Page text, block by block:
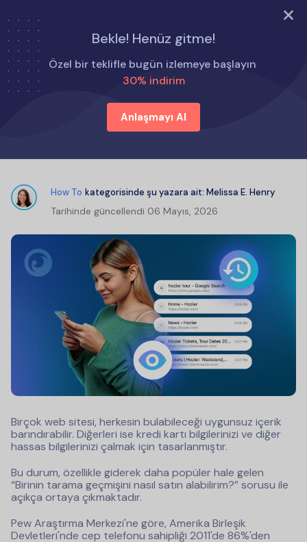
ŞİMDİ DENE
Bekle! Henüz gitme!
Özel bir teklifle bugün izlemeye başlayın
30% indirim
Anlaşmayı Al
Ana Sayfa
Nasıl Yapılır
Başkalarının Arama Geçmişini Görmenin 6 Yolu
Başkalarının Arama Geçmişini
How To kategorisinde şu yazara ait: Melissa E. Henry
Tarihinde güncellendi 06 Mayıs, 2026
Birçok web sitesi, herkesin bulabileceği uygunsuz içerik
barındırabilir. Diğerleri ise kredi kartı bilgilerinizi ve diğer
hassas bilgilerinizi çalmak için tasarlanmıştır.
Bu durum, özellikle giderek daha popüler hale gelen
“Birinin tarama geçmişini nasıl satın alabilirim?” sorusu ile
açıkça ortaya çıkmaktadır.
Pew Araştırma Merkezi'ne göre, Amerika Birleşik
Devletleri'nde cep telefonu sahipliği 2011'de 86%'den